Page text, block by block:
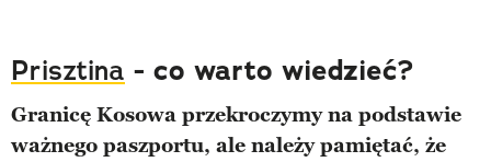
Prisztina - co warto wiedzieć?
Granicę Kosowa przekroczymy na podstawie
ważnego paszportu, ale należy pamiętać, że